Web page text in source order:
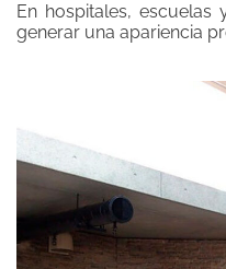
En hospitales,
generar una apariencia